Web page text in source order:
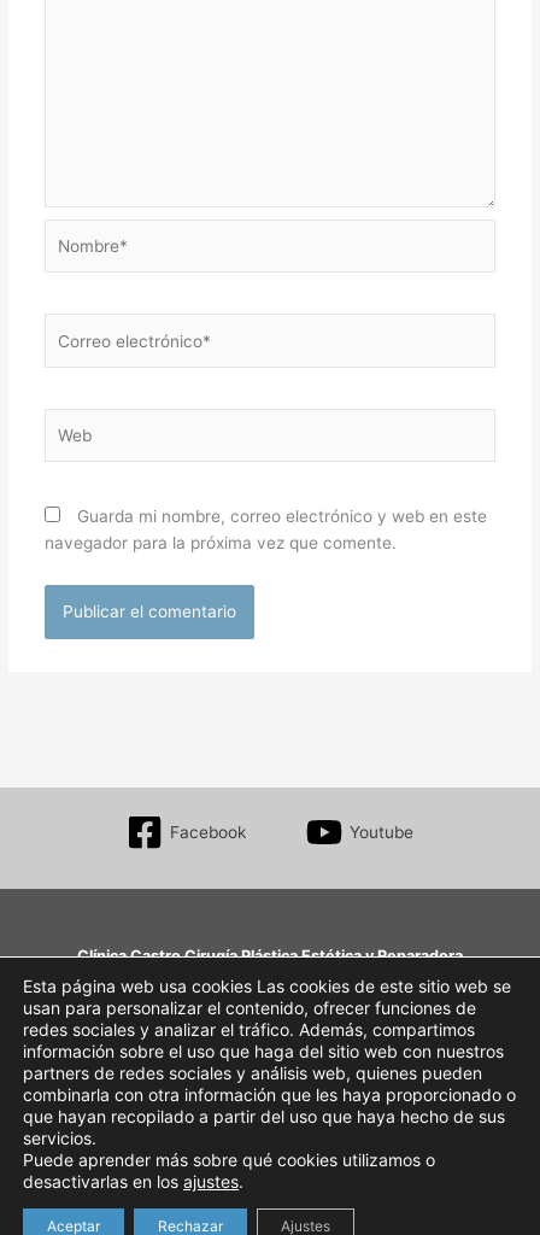
electrónico*
Guarda mi nombre, correo electrónico y web en este
navegador para la próxima vez que comente.
Facebook Youtube
Clínica Castro Cirugía Plástica Estética y Reparadora
Aumento de mama, Blefaroplastia, Rinoplastia, Abdominoplastia, Liposucción, toxina
botulínica…
Av. de Pío XII, 2-3º • 31008 Pamplona, Navarra
+34 948 27 64 54
clinica@clinicacastro.net
Webmaster
AVISO LEGAL
Esta página web usa cookies Las cookies de este sitio web se
usan para personalizar el contenido, ofrecer funciones de
redes sociales y analizar el tráfico. Además, compartimos
información sobre el uso que haga del sitio web con nuestros
partners de redes sociales y análisis web, quienes pueden
combinarla con otra información que les haya proporcionado o
que hayan recopilado a partir del uso que haya hecho de sus
servicios.
Puede aprender más sobre qué cookies utilizamos o
desactivarlas en los ajustes.
Aceptar Rechazar Ajustes